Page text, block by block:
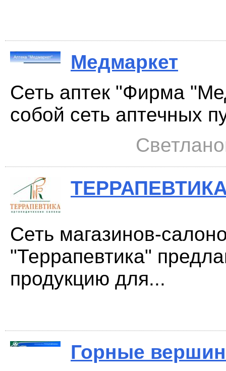
Медмаркет
Сеть аптек "Фирма
собой сеть аптечных
Сеть магазинов-
"Террапевтика"
продукцию для...
Горные